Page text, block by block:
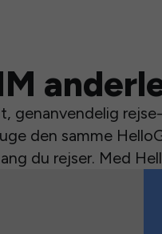
genanvendelig
den samme
du rejser. Med